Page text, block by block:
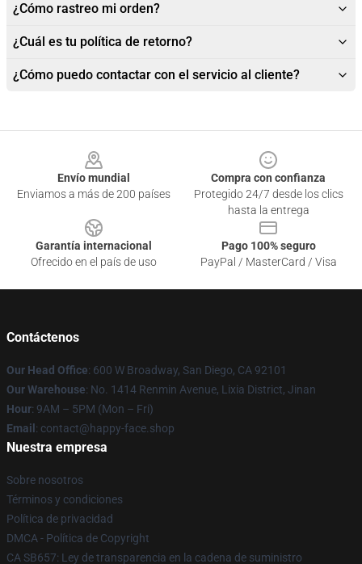
¿Cómo rastreo mi orden?
¿Cuál es tu política de retorno?
¿Cómo puedo contactar con el servicio al cliente?
Envío mundial
Enviamos a más de 200 países
Compra con confianza
Protegido 24/7 desde los clics
hasta la entrega
Garantía internacional
Ofrecido en el país de uso
Pago 100% seguro
PayPal / MasterCard / Visa
Contáctenos
Our Head Office: 600 W Broadway, San Diego, CA 92101
Our Warehouse: No. 1414 Renmin Avenue, Lixia District, Jinan
Hour: 9AM – 5PM (Mon – Fri)
Email : contact@happy-face.shop
Nuestra empresa
Sobre nosotros
Términos y condiciones
Política de privacidad
DMCA - Política de Copyright
CA SB657: Ley de transparencia en la cadena de suministro